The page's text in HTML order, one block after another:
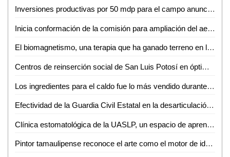
Inversiones productivas por 50 mdp para el campo anuncia Alcalde Galindo
Inicia conformación de la comisión para ampliación del aeropuerto de Tamuín
El biomagnetismo, una terapia que ha ganado terreno en la Huasteca Potosina
Centros de reinserción social de San Luis Potosí en óptimas condiciones y constante transformación
Los ingredientes para el caldo fue lo más vendido durante la temporada invernal
Efectividad de la Guardia Civil Estatal en la desarticulación de células criminales: Jesús Juárez Hernández
Clínica estomatológica de la UASLP, un espacio de aprendizaje para alumnos y atención integral a la sociedad
Pintor tamaulipense reconoce el arte como el motor de identidad cultural de región Huasteca